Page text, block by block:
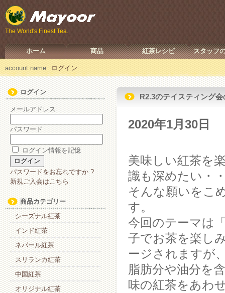
The World's Finest Tea.
ホーム 商品 紅茶レシピ スタッフ
account name ログイン
ログイン
メールアドレス
パスワード
ログイン情報を記憶
パスワードをお忘れですか ?
新規ご入会はこちら
商品カテゴリー
シーズナル紅茶
インド紅茶
ネパール紅茶
スリランカ紅茶
中国紅茶
オリジナル紅茶
R2.3のテイスティング
2020年1月30日
美味しい紅茶を
識も深めたい・
そんな願いをこ
す。
今回のテーマは
子でお茶を楽し
ージされますが
脂肪分や油分を
味の紅茶をあわ